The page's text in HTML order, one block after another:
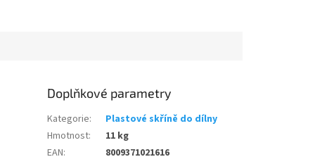
Doplňkové parametry
Kategorie:
Plastové skříně do dílny
Hmotnost:
11 kg
EAN: 8009371021616